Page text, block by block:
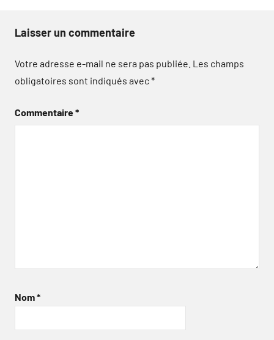
Laisser un commentaire
Votre adresse e-mail ne sera pas publiée. Les champs
obligatoires sont indiqués avec*
Commentaire*
Nom*